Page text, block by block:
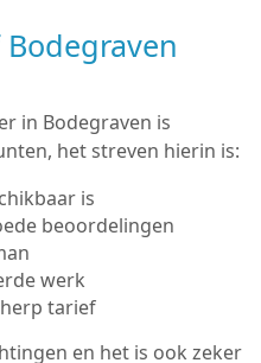
in Bodegraven is
het streven hierin is:
is
beoordelingen
werk
tarief
en het is ook zeker